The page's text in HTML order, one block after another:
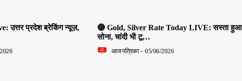
उत्तर प्रदेश ब्रेकिंग न्यूज़,
🔴 Gold, Silver Rate Today LIVE: सस्ता हुआ
सोना, चांदी भी टू…
आज पत्रिका - 05/06/2026